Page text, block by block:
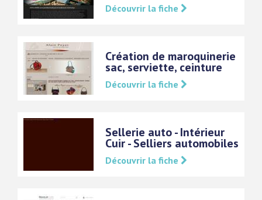
Découvrir la fiche
Création de maroquinerie
sac, serviette, ceinture
Découvrir la fiche
Sellerie auto - Intérieur
Cuir - Selliers automobiles
Découvrir la fiche